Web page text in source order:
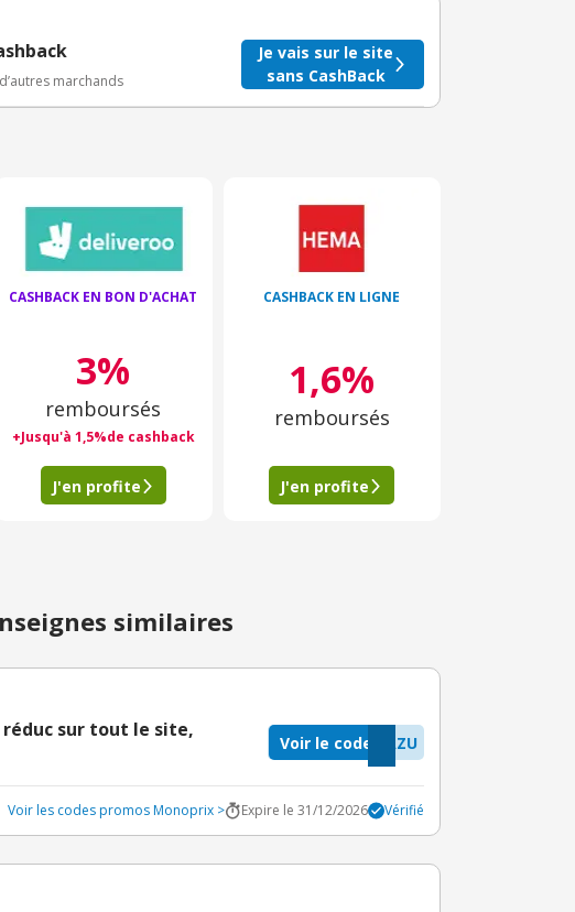
chez eBuyClub.
marchands
Je vais sur le site
sans CashBack
CASHBACK EN BON D'ACHAT
3%
remboursés
+Jusqu'à 1,5%de cashback
J'en profite
CASHBACK EN LIGNE
1,6%
remboursés
J'en profite
similaires
réduc sur tout le site,
AZU
Voir le code
Voir les codes promos Monoprix > Expire le 31/12/2026 Vérifié